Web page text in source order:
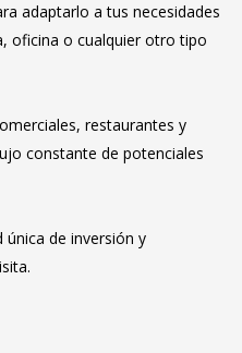
adaptarlo a tus necesidades
oficina o cualquier otro tipo
restaurantes y
constante de potenciales
de inversión y